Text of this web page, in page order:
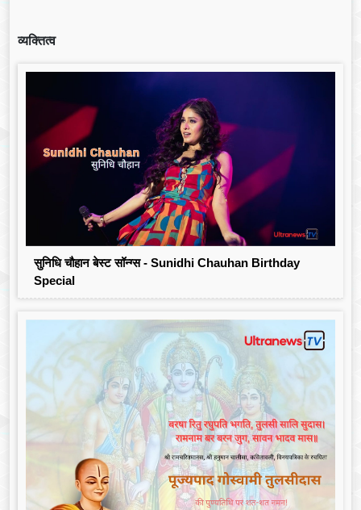
व्यक्तित्व
सुनिधि चौहान बेस्ट सॉन्ग्स - Sunidhi Chauhan Birthday
Special